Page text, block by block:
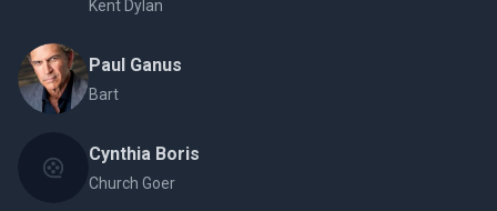
Kent Dylan
Paul Ganus
Bart
Cynthia Boris
Church Goer